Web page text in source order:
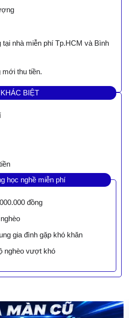
tại nhà miễn phí Tp.HCM và Bình
mới thu tiền.
KHÁC BIỆT
học nghề miễn phí
đồng
gia đình gặp khó khăn
nghèo vượt khó